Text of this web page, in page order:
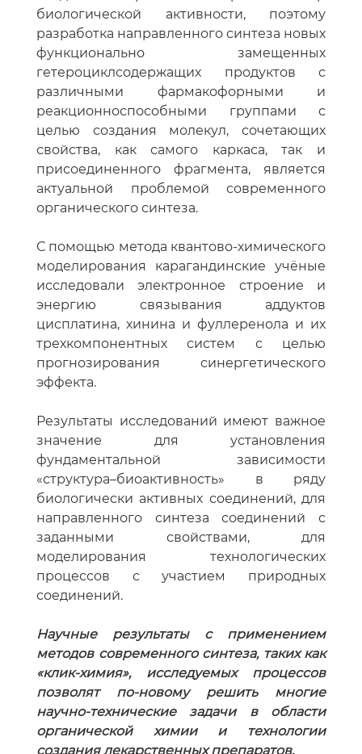
биологической активности, поэтому
разработка направленного синтеза новых
функционально замещенных
гетероциклсодержащих продуктов с
различными фармакофорными и
реакционноспособными группами с
целью создания молекул, сочетающих
свойства, как самого каркаса, так и
присоединенного фрагмента, является
актуальной проблемой современного
органического синтеза.
С помощью метода квантово-химического
моделирования карагандинские учёные
исследовали электронное строение и
энергию связывания аддуктов
цисплатина, хинина и фуллеренола и их
трехкомпонентных систем с целью
прогнозирования синергетического
эффекта.
Результаты исследований имеют важное
значение для установления
фундаментальной зависимости
«структура–биоактивность» в ряду
биологически активных соединений, для
направленного синтеза соединений с
заданными свойствами, для
моделирования технологических
процессов с участием природных
соединений.
Научные результаты с применением
методов современного синтеза, таких как
«клик-химия», исследуемых процессов
позволят по-новому решить многие
научно-технические задачи в области
органической химии и технологии
создания лекарственных препаратов.